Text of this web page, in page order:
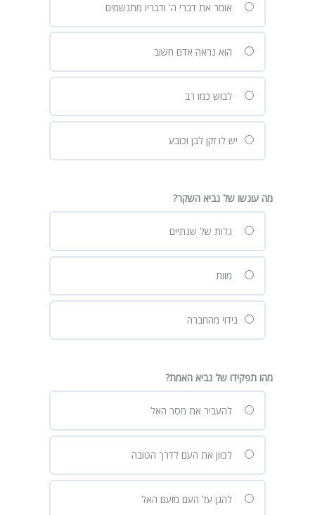
אומר את דברי ה' ודבריו מתגשמים
הוא נראה אדם חשוב
לבוש כמו רב
יש לו זקן לבן וכובע
מה עונשו של נביא השקר?
גלות של שנתיים
מוות
נידוי מהחברה
מהו תפקידו של נביא האמת?
להעביר את מסר האל
לכוון את העם לדרך הטובה
להגן על העם מזעם האל